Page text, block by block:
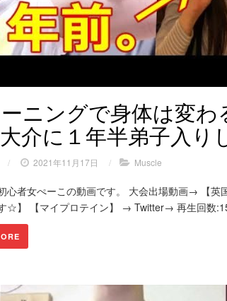
ーニングで身体は変
介に１年半弟子入り
/ 2021年11月17日 / Muscle
心者女ぺーこの動画です。 大会出場動画→ 【英
☆】 【マイプロテイン】 → Twitter→ 再生回数